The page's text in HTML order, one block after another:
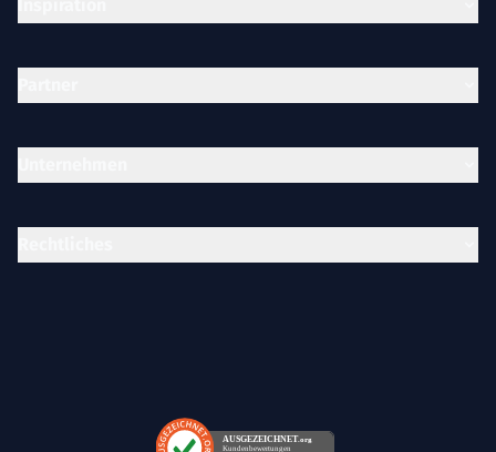
AUSGEZEICHNET .org
Kundenbewertungen